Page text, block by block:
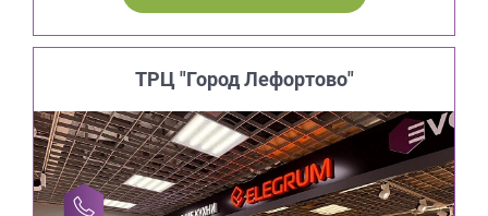
ТРЦ "Город Лефортово"